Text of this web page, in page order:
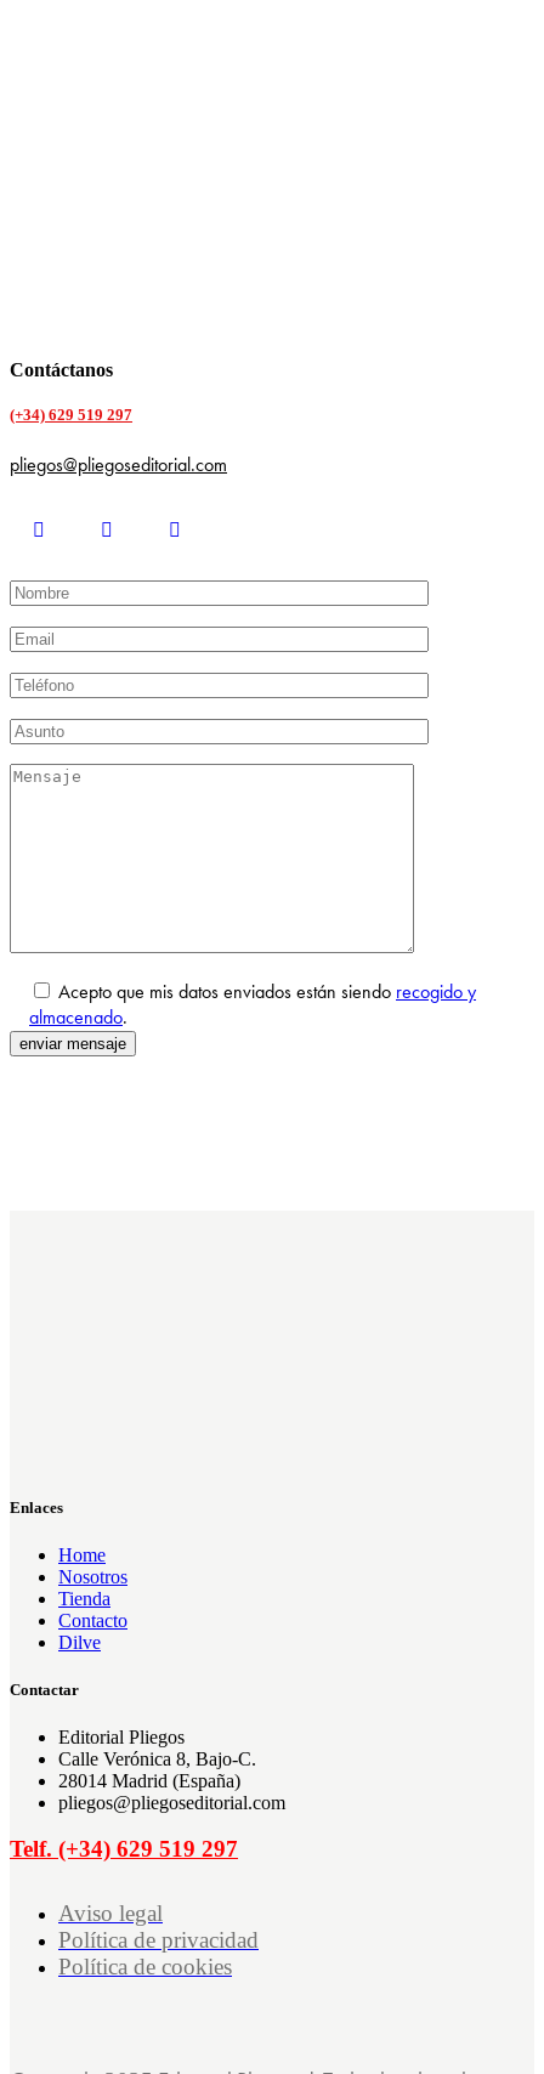
Contáctanos
(+34) 629 519 297
pliegos@pliegoseditorial.com
Acepto que mis datos enviados están siendo recogido y
almacenado.
Enlaces
Home
Nosotros
Tienda
Contacto
Dilve
Contactar
Editorial Pliegos
Calle Verónica 8, Bajo-C.
28014 Madrid (España)
pliegos@pliegoseditorial.com
Telf. (+34) 629 519 297
Aviso legal
Política de privacidad
Política de cookies